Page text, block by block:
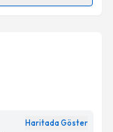
Haritada Göster